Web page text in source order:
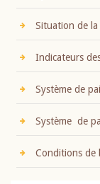
Situation de
Indicateurs
Système de
Système de
Conditions de